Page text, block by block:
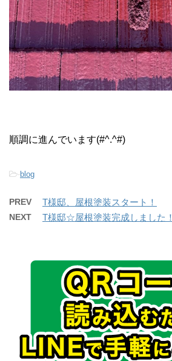
順調に進んでいます(#^.^#)
-blog
PREV T様邸、屋根塗装スタート！
NEXT T様邸☆屋根塗装完成しました！